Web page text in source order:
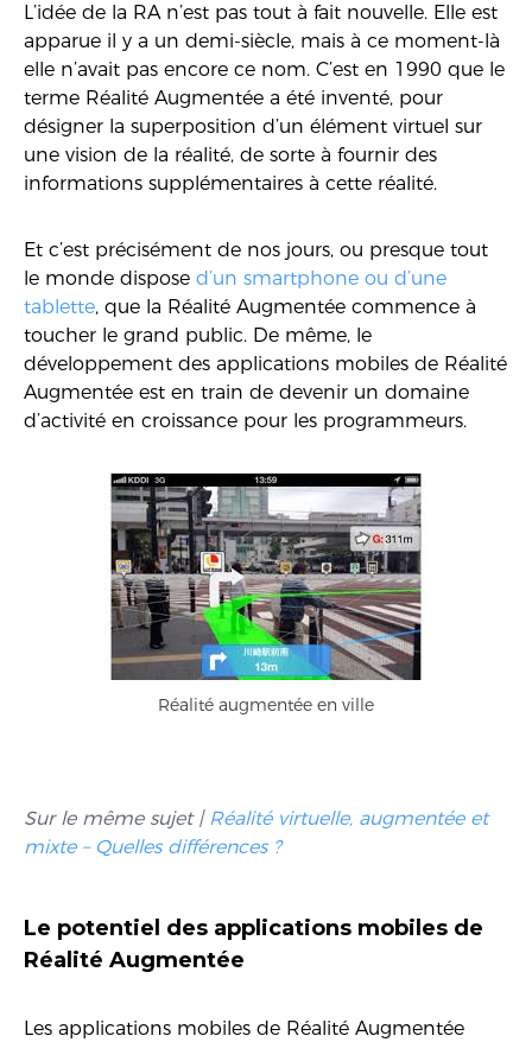
L’idée de la RA n’est pas tout à fait nouvelle. Elle est
apparue il y a un demi-siècle, mais à ce moment-là
elle n’avait pas encore ce nom. C’est en 1990 que le
terme Réalité Augmentée a été inventé, pour
désigner la superposition d’un élément virtuel sur
une vision de la réalité, de sorte à fournir des
informations supplémentaires à cette réalité.
Et c’est précisément de nos jours, ou presque tout
le monde dispose d’un smartphone ou d’une
tablette, que la Réalité Augmentée commence à
toucher le grand public. De même, le
développement des applications mobiles de Réalité
Augmentée est en train de devenir un domaine
d’activité en croissance pour les programmeurs.
Réalité augmentée en ville
Sur le même sujet | Réalité virtuelle, augmentée et
mixte – Quelles différences ?
Le potentiel des applications mobiles de
Réalité Augmentée
Les applications mobiles de Réalité Augmentée